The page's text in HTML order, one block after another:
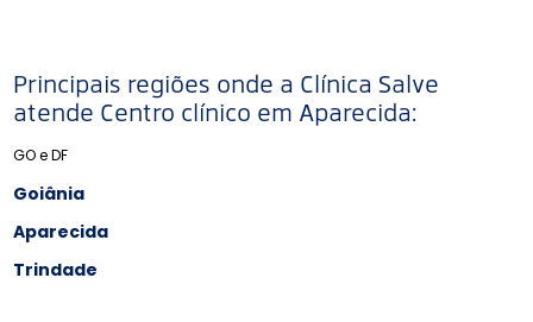
Principais regiões onde a Clínica Salve
atende Centro clínico em Aparecida:
GO e DF
Goiânia
Aparecida
Trindade